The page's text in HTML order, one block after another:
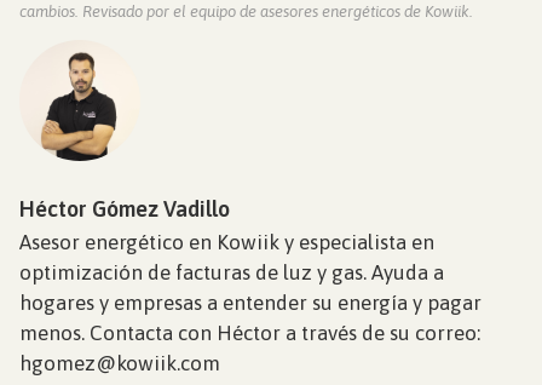
cambios. Revisado por el equipo de asesores energéticos de Kowiik.
Héctor Gómez Vadillo
Asesor energético en Kowiik y especialista en
optimización de facturas de luz y gas. Ayuda a
hogares y empresas a entender su energía y pagar
menos. Contacta con Héctor a través de su correo:
hgomez@kowiik.com